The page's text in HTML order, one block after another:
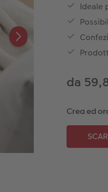
Ideale
da
Crea ed